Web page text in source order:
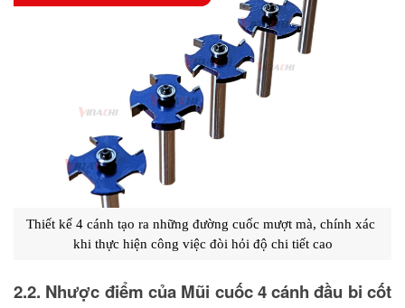
Thiết kế 4 cánh tạo ra những đường cuốc mượt mà, chính xác
khi thực hiện công việc đòi hỏi độ chi tiết cao
2.2. Nhược điểm của Mũi cuốc 4 cánh đầu bi cốt